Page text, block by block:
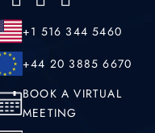
+1 516 344 5460
+44 20 3885 6670
BOOK A VIRTUAL
MEETING